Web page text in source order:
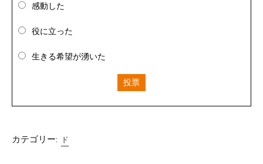
感動した
役に立った
生きる希望が湧いた
投票
カテゴリー: ド